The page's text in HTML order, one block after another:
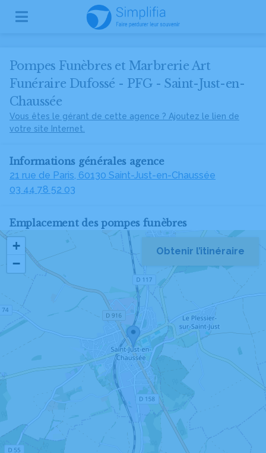
Pompes Funèbres et Marbrerie Art
Funéraire Dufossé - PFG - Saint-Just-en-
Chaussée
Vous êtes le gérant de cette agence ? Ajoutez le lien de
votre site Internet.
Informations générales agence
21 rue de Paris, 60130 Saint-Just-en-Chaussée
03 44 78 52 03
Emplacement des pompes funèbres
+
−
Obtenir l’itinéraire